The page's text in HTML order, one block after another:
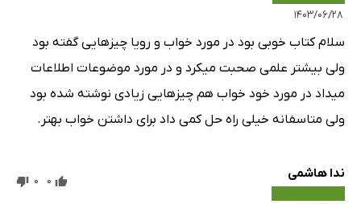
۱۴۰۳/۰۶/۲۸
سلام کتاب خوبی بود در مورد خواب و رویا چیزهایی گفته بود
ولی بیشتر علمی صحبت میکرد و در مورد موضوعات اطلاعات
میداد در مورد خود خواب هم چیزهایی زیادی نوشته شده بود
ولی متاسفانه خیلی راه حل کمی داد برای داشتن خواب بهتر.
ندا هاشمی 0
0